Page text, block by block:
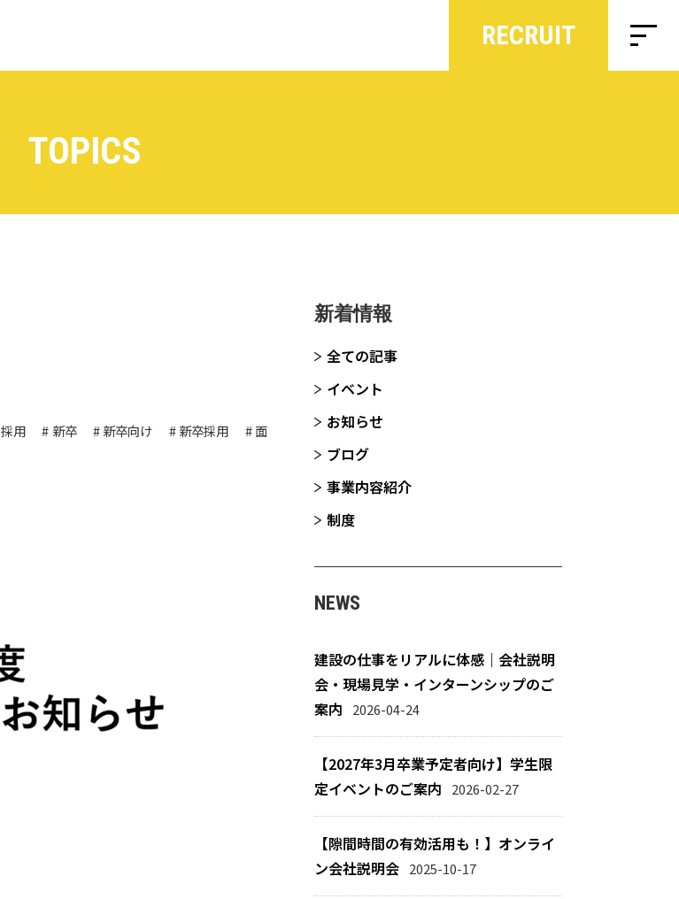
RECRUIT
TOPICS
採用 新卒 新卒向け 新卒採用
面
新着情報
全ての記事
イベント
お知らせ
ブログ
事業内容紹介
制度
NEWS
建設の仕事をリアルに体感｜会社説明
会・現場見学・インターンシップのご
案内
2026-04-24
【2027年3月卒業予定者向け】学生限
定イベントのご案内
2026-02-27
【隙間時間の有効活用も！】オンライ
ン会社説明会 2025-10-17